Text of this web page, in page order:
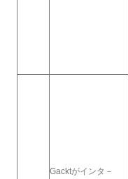
Gacktがインタ－